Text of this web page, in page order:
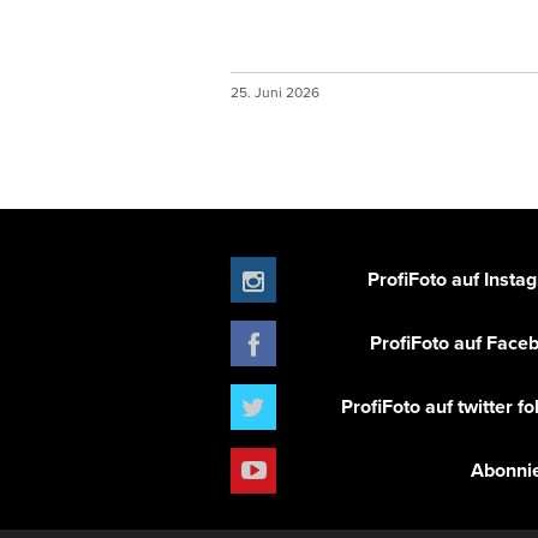
25. Juni 2026
ProfiFoto auf
ProfiFoto auf
ProfiFoto auf twitter